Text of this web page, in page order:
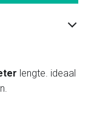
lengte. ideaal